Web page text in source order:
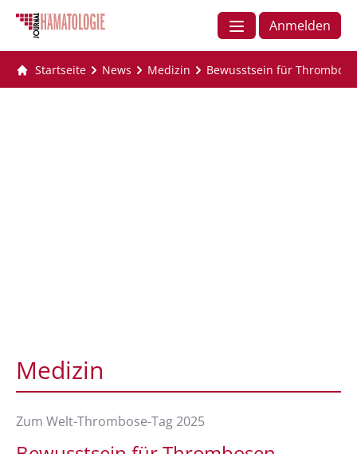
Anmelden
Startseite News Medizin Bewusstsein für
Medizin
Zum Welt-Thrombose-Tag 2025